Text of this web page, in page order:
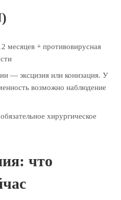
месяцев + противовирусная
— эксцизия или конизация. У
возможно наблюдение
хирургическое
что